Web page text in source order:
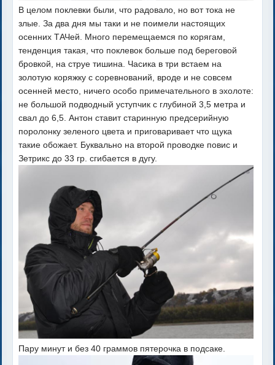
В целом поклевки были, что радовало, но вот тока не
злые. За два дня мы таки и не поимели настоящих
осенних ТАЧей. Много перемещаемся по корягам,
тенденция такая, что поклевок больше под береговой
бровкой, на струе тишина. Часика в три встаем на
золотую коряжку с соревнований, вроде и не совсем
осенней место, ничего особо примечательного в эхолоте:
не большой подводный уступчик с глубиной 3,5 метра и
свал до 6,5. Антон ставит старинную предсерийную
поролонку зеленого цвета и приговаривает что щука
такие обожает. Буквально на второй проводке повис и
Зетрикс до 33 гр. сгибается в дугу.
Пару минут и без 40 граммов пятерочка в подсаке.